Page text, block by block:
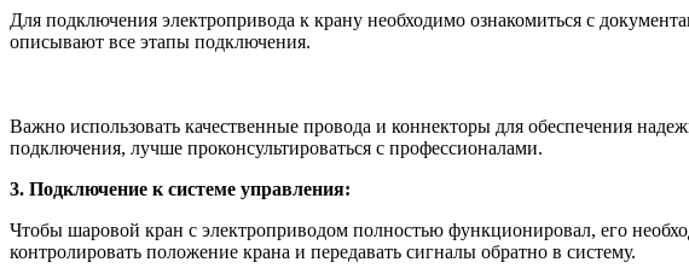
Для подключения электропривода к крану необходимо ознакомиться с
описывают все этапы подключения.
Важно использовать качественные провода и коннекторы для обеспечения
подключения, лучше проконсультироваться с профессионалами.
3. Подключение к системе управления:
Чтобы шаровой кран с электроприводом полностью функционировал, его
контролировать положение крана и передавать сигналы обратно в систему.